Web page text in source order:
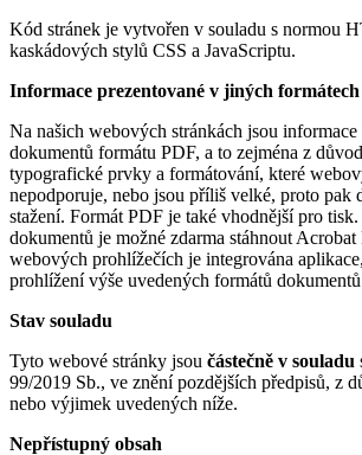
Kód stránek je vytvořen v souladu s normou
kaskádových stylů CSS a JavaScriptu.
Informace prezentované v jiných formátech
Na našich webových stránkách jsou
dokumentů formátu PDF, a to zejména z
typografické prvky a formátování, které
nepodporuje, nebo jsou příliš velké, proto pak
stažení. Formát PDF je také vhodnější pro
dokumentů je možné zdarma stáhnout
webových prohlížečích je integrována
prohlížení výše uvedených formátů
Stav souladu
Tyto webové stránky jsou částečně v souladu
99/2019 Sb., ve znění pozdějších předpisů, z
nebo výjimek uvedených níže.
Nepřístupný obsah